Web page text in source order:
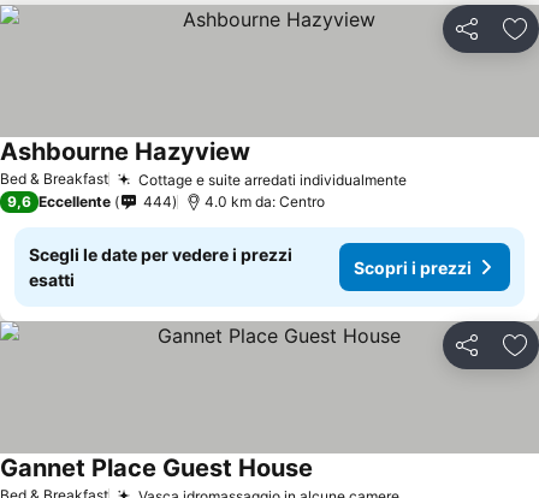
Condividi
Bed & Breakfast Cottage e suite arredati individualmente
Ashbourne Hazyview
9,6 Eccellente 444 4.0 km da: Centro
Scegli le date per vedere i prezzi
esatti
Scopri i prezzi
Condividi
Bed & Breakfast
Gannet Place Guest House